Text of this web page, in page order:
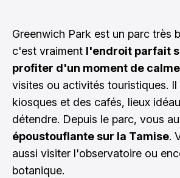
Greenwich Park est un parc très
c'est vraiment l'endroit parfait
profiter d'un moment de calme
visites ou activités touristiques.
kiosques et des cafés, lieux
détendre. Depuis le parc, vous
époustouflante sur la Tamise.
aussi visiter l'observatoire ou
botanique.